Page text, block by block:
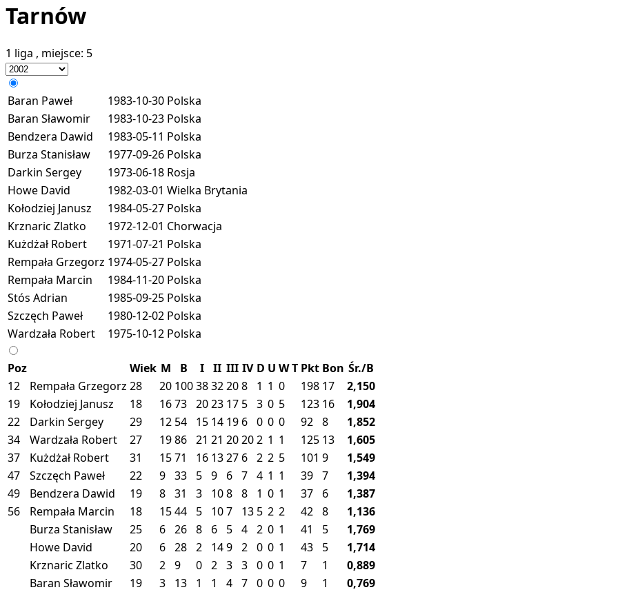
Tarnów
1 liga , miejsce: 5
Baran Paweł 1983-10-30 Polska
Baran Sławomir
1983-10-23 Polska
Bendzera Dawid
1983-05-11 Polska
Burza Stanisław
1977-09-26 Polska
Darkin Sergey
1973-06-18 Rosja
Howe David
1982-03-01 Wielka Brytania
Kołodziej Janusz
1984-05-27 Polska
Krznaric Zlatko
1972-12-01 Chorwacja
Kużdżał Robert
1971-07-21 Polska
Rempała Grzegorz 1974-05-27 Polska
Rempała Marcin
1984-11-20 Polska
Stós Adrian
1985-09-25 Polska
Szczęch Paweł
1980-12-02 Polska
Wardzała Robert
1975-10-12 Polska
Poz Wiek M B I II III IV D U WT Pkt Bon Śr./B
12
Rempała Grzegorz 28 20 1003832208 1 1 0 198 17
2,150
19
Kołodziej Janusz 18 1673 2023 17 5 3 0 5 123 16
1,904
22
Darkin Sergey 29 12 54 15 14 19 6 0 0 0 92 8
1,852
34
Wardzała Robert 27 1986 21 21 20202 1 1 125 13
1,605
37
Kużdżał Robert 31 1571 16 1327 6 2 2 5 101 9
1,549
47
Szczęch Paweł 22 9 33 5 9 6 7 4 1 1 39 7
1,394
49
Bendzera Dawid 19 8 31 3 108 8 1 0 1 37 6
1,387
56
Rempała Marcin 18 1544 5 107 13 5 2 2 42 8
1,136
Burza Stanisław
25 6 26 8 6 5 4 2 0 1 41 5
1,769
Howe David
20 6 28 2 149 2 0 0 1 43 5
1,714
Krznaric Zlatko
30 2 9 0 2 3 3 0 0 1 7 1
0,889
Baran Sławomir
19 3 13 1 1 4 7 0 0 0 9 1
0,769